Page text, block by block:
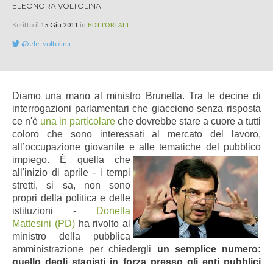
ELEONORA VOLTOLINA
Scritto il 15 Giu 2011 in EDITORIALI
@ele_voltolina
Diamo una mano al ministro Brunetta. Tra le decine di
interrogazioni parlamentari che giacciono senza risposta
ce n'è una in particolare che dovrebbe stare a cuore a tutti
coloro che sono interessati al mercato del lavoro,
all’occupazione giovanile e alle tematiche del pubblico
impiego. È quella che
all'inizio di aprile - i tempi
stretti, si sa, non sono
propri della politica e delle
istituzioni -
Donella
Mattesini (PD)ha rivolto al
ministro della pubblica
amministrazione per chiedergli un semplice numero:
quello degli stagisti in forza presso gli enti pubblici